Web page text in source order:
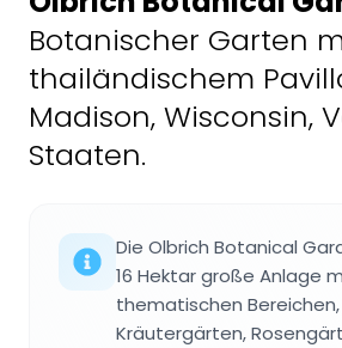
Botanischer Garten
thailändischem
Madison, Wisconsin,
Staaten.
Die Olbrich Botanical
16 Hektar große Anlage
thematischen
Kräutergärten,